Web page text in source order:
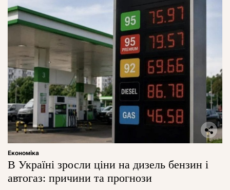
Економіка
В Україні зросли ціни на дизель бензин і
автогаз: причини та прогнози